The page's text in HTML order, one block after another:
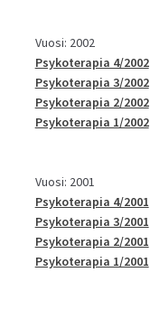
Vuosi: 2002
Psykoterapia 4/2002
Psykoterapia 3/2002
Psykoterapia 2/2002
Psykoterapia 1/2002
Vuosi: 2001
Psykoterapia 4/2001
Psykoterapia 3/2001
Psykoterapia 2/2001
Psykoterapia 1/2001